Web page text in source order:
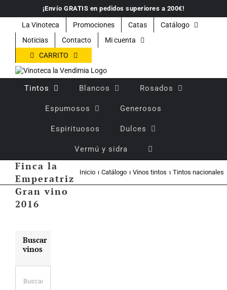
contenido
¡Envío GRATIS en pedidos superiores a 200€!
La Vinoteca Promociones Catas
Catálogo
Noticias
Contacto
Mi cuenta
CARRITO
Tintos Blancos Rosados
Espumosos Generosos
Espirituosos Dulces
Vermú y sidra
Finca la
Emperatriz
Gran vino
2016
Inicio Catálogo Vinos tintos Tintos nacionales
Buscar
vinos